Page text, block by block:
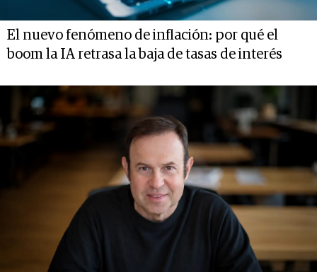
El nuevo fenómeno de inflación: por qué el
boom la IA retrasa la baja de tasas de interés